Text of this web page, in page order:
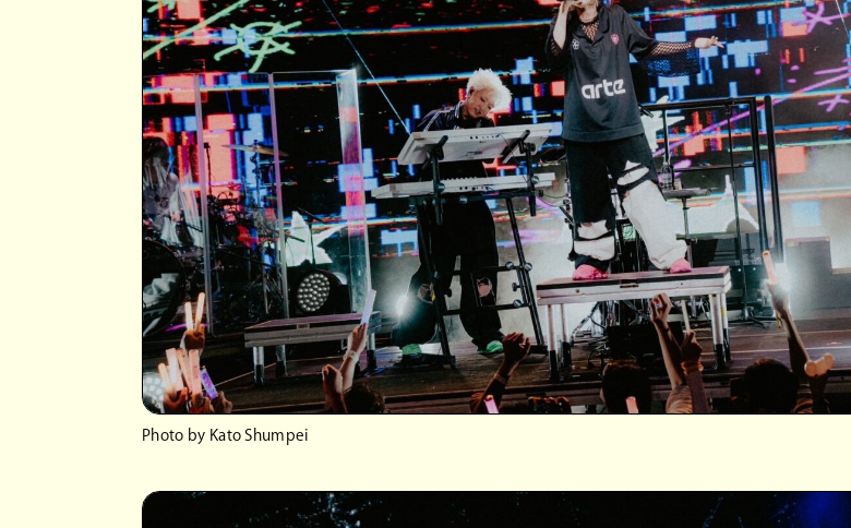
Photo by Kato Shumpei